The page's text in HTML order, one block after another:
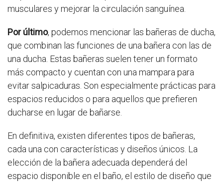
musculares y mejorar la circulación sanguínea.
Por último, podemos mencionar las bañeras de ducha,
que combinan las funciones de una bañera con las de
una ducha. Estas bañeras suelen tener un formato
más compacto y cuentan con una mampara para
evitar salpicaduras. Son especialmente prácticas para
espacios reducidos o para aquellos que prefieren
ducharse en lugar de bañarse.
En definitiva, existen diferentes tipos de bañeras,
cada una con características y diseños únicos. La
elección de la bañera adecuada dependerá del
espacio disponible en el baño, el estilo de diseño que